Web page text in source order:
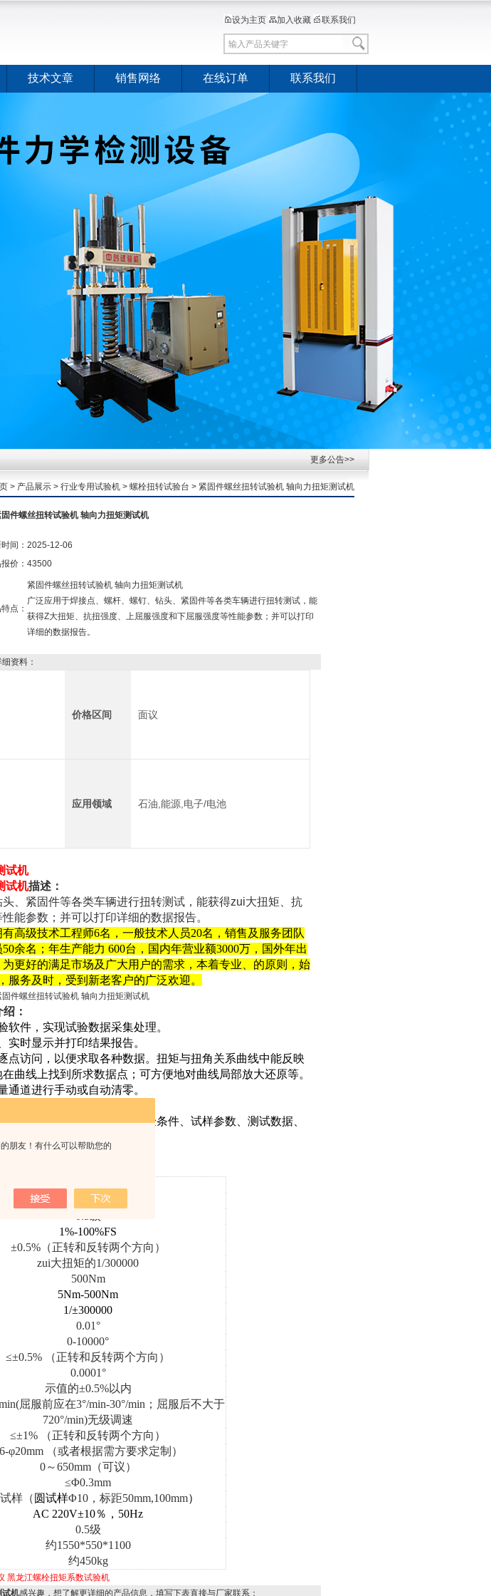
朋友！有什么可以帮助您的
设为主页 加入收藏 联系我们
技术文章 销售网络 在线订单 联系我们
更多公告>>
> 产品展示 > 行业专用试验机 > 螺栓扭转试验台 > 紧固件螺丝扭转试验机 轴向力扭矩测试机
固件螺丝扭转试验机 轴向力扭矩测试机
间： 2025-12-06
价： 43500
点：
紧固件螺丝扭转试验机 轴向力扭矩测试机
广泛应用于焊接点、螺杆、螺钉、钻头、紧固件等各类车辆进行扭转测试，能
获得Z大扭矩、抗扭强度、上屈服强度和下屈服强度等性能参数；并可以打印
详细的数据报告。
资料：
价格区间 面议
应用领域 石油,能源,电子/电池
试机
试机描述：
、紧固件等各类车辆进行扭转测试，能获得zui大扭矩、抗
能参数；并可以打印详细的数据报告。
有高级技术工程师6名，一般技术人员20名，销售及服务团队
余名；年生产能力 600台，国内年营业额3000万，国外年出
更好的满足市场及广大用户的需求，本着专业、的原则，始
务及时，受到新老客户的广泛欢迎。
：
软件，实现试验数据采集处理。
实时显示并打印结果报告。
点访问，以便求取各种数据。扭矩与扭角关系曲线中能反映
曲线上找到所求数据点；可方便地对曲线局部放大还原等。
通道进行手动或自动清零。
动存盘，需要时可随时调出。
次完成一批样品的试验，试验条件、试样参数、测试数据、
设置。
500Nm
1%-100%FS
±0.5%（正转和反转两个方向）
zui大扭矩的1/300000
500Nm
5Nm-500Nm
1/±300000
0.01°
0-10000°
≤±0.5% （正转和反转两个方向）
0.0001°
示值的±0.5%以内
屈服前应在3°/min-30°/min；屈服后不大于
720°/min)无级调速
≤±1% （正转和反转两个方向）
φ20mm
（或者根据需方要求定制）
0～650mm（可议）
≤Φ0.3mm
样（ 圆试样Φ10，标距50mm,100mm）
AC 220V±10％，50Hz
0.5级
约1550*550*1100
约450kg
黑龙江螺栓扭矩系数试验机
试机感兴趣，想了解更详细的产品信息，填写下表直接与厂家联系：